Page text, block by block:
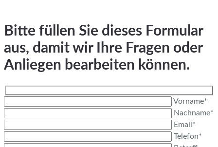
Bitte füllen Sie dieses Formular
aus, damit wir Ihre Fragen oder
Anliegen bearbeiten können.
Vorname*
Nachname*
Email*
Telefon*